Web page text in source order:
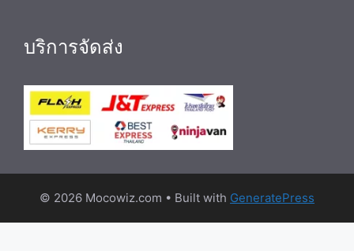
บริการจัดส่ง
© 2026 Mocowiz.com • Built with GeneratePress